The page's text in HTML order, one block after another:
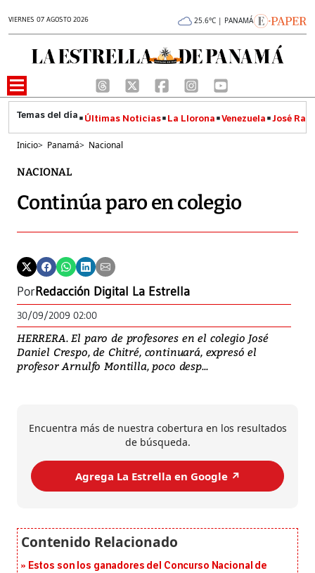
VIERNES 07 AGOSTO 2026 25.6°C | PANAMÁ
Últimas Noticias La Llorona Venezuela José
Inicio> Panamá> Nacional
NACIONAL
Continúa paro en colegio
PorRedacción Digital La Estrella
30/09/2009 02:00
HERRERA. El paro de profesores en el colegio José
Daniel Crespo, de Chitré, continuará, expresó el
profesor Arnulfo Montilla, poco desp...
Encuentra más de nuestra cobertura en los resultados
de búsqueda.
Agrega La Estrella en Google ↗️
Estos son los ganadores del Concurso Nacional de